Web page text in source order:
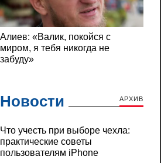
Новости АРХИВ
Что учесть при выборе чехла:
практические советы
пользователям iPhone